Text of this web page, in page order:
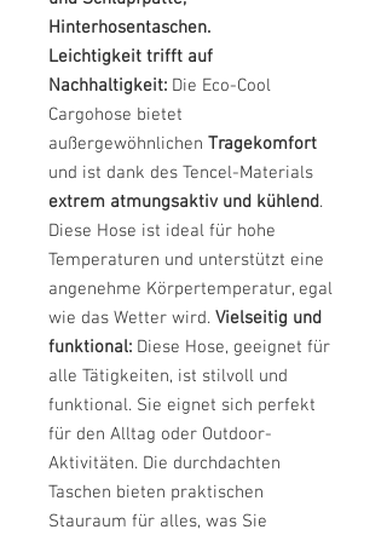
Hinterhosentaschen.
Leichtigkeit trifft auf
Nachhaltigkeit: Die Eco-Cool
Cargohose bietet
außergewöhnlichen Tragekomfort
und ist dank des Tencel-Materials
extrem atmungsaktiv und kühlend.
Diese Hose ist ideal für hohe
Temperaturen und unterstützt eine
angenehme Körpertemperatur, egal
wie das Wetter wird. Vielseitig und
funktional: Diese Hose, geeignet für
alle Tätigkeiten, ist stilvoll und
funktional. Sie eignet sich perfekt
für den Alltag oder Outdoor-
Aktivitäten. Die durchdachten
Taschen bieten praktischen
Stauraum für alles, was Sie